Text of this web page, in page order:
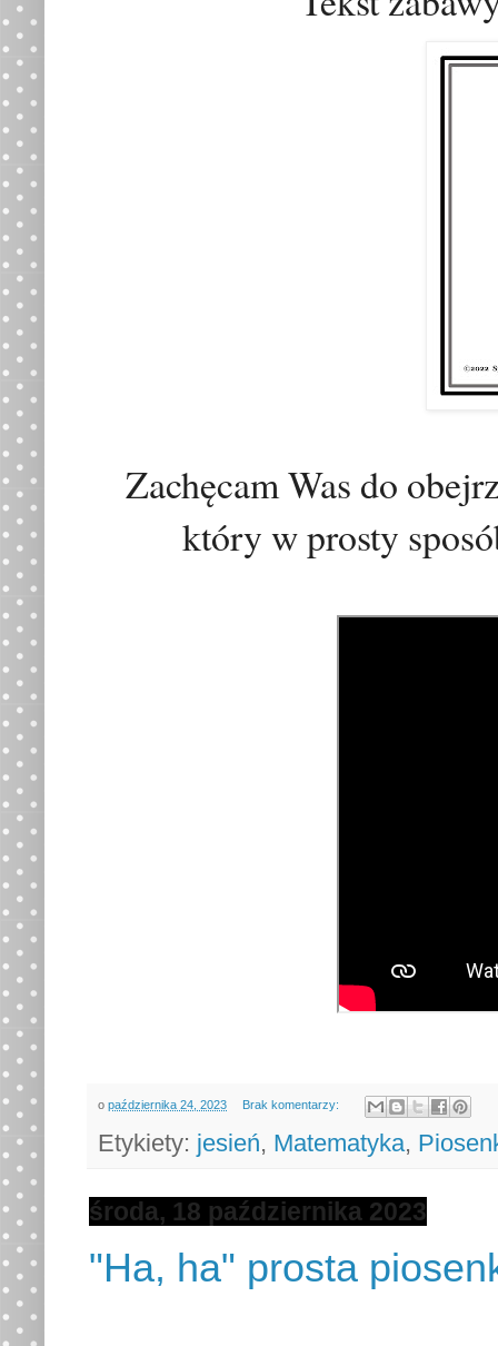
Zachęcam Was do
który w prosty
o października 24, 2023 Brak komentarzy:
Etykiety: jesień, Matematyka,
środa, 18 października 2023
"Ha, ha" prosta